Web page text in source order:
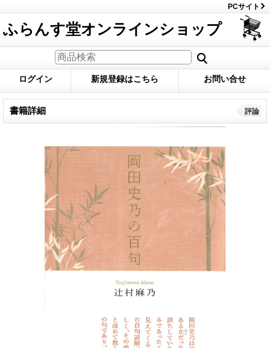
PCサイト
ふらんす堂オンラインショップ
ログイン 新規登録はこちら お問い合せ
書籍詳細 評論